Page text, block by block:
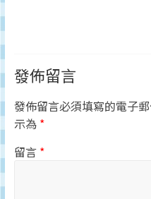
發佈留言
發佈留言必須填寫的電子
示為 *
留言 *